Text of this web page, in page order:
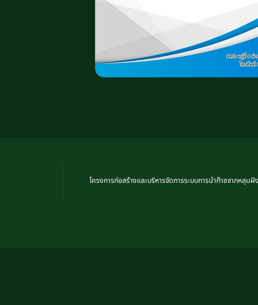
โครงการก่อสร้างและบริหารจัดการระบบการนำก๊าซจากหลุ